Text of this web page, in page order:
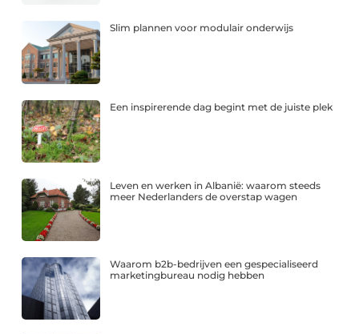
Slim plannen voor modulair onderwijs
Een inspirerende dag begint met de juiste plek
Leven en werken in Albanië: waarom steeds
meer Nederlanders de overstap wagen
Waarom b2b-bedrijven een gespecialiseerd
marketingbureau nodig hebben